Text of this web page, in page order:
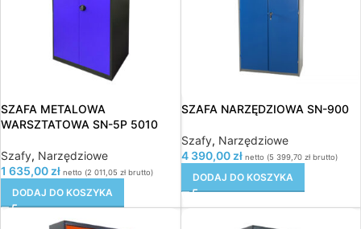
SZAFA METALOWA
WARSZTATOWA SN-5P 5010
Szafy, Narzędziowe
1 635,00 zł netto (2 011,05 zł brutto)
DODAJ DO KOSZYKA
SZAFA NARZĘDZIOWA SN-900
Szafy, Narzędziowe
4 390,00 zł netto (5 399,70 złbrutto)
DODAJ DO KOSZYKA